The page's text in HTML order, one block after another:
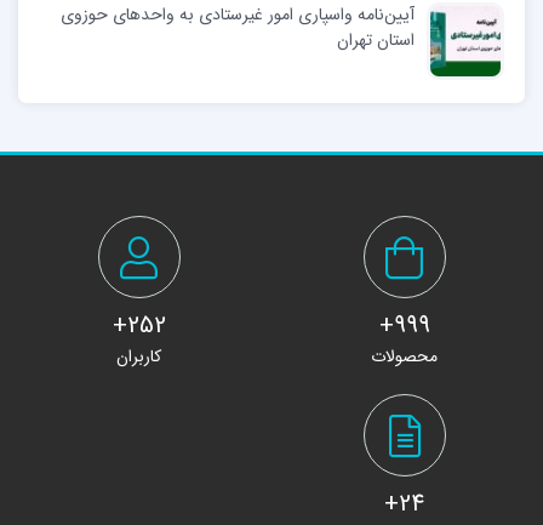
آیین‌نامه واسپاری امور غیرستادی به واحدهای حوزوی
استان تهران
999+
محصولات
252+
کاربران
24+